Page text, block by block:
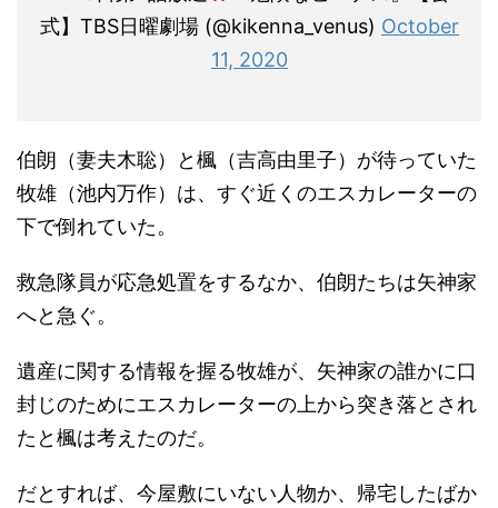
式】TBS日曜劇場 (@kikenna_venus) October
11, 2020
伯朗（妻夫木聡）と楓（吉高由里子）が待っていた
牧雄（池内万作）は、すぐ近くのエスカレーターの
下で倒れていた。
救急隊員が応急処置をするなか、伯朗たちは矢神家
へと急ぐ。
遺産に関する情報を握る牧雄が、矢神家の誰かに口
封じのためにエスカレーターの上から突き落とされ
たと楓は考えたのだ。
だとすれば、今屋敷にいない人物か、帰宅したばか